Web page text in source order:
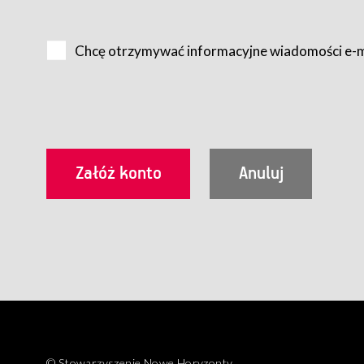
Usługobiorca przed rozpoczęciem korzystania z
utrwalenie i wydrukowanie.
§ 3
Korzystanie ze wszystkich aplikacji Serwisu może być
Chcę otrzymywać informacyjne wiadomości e-